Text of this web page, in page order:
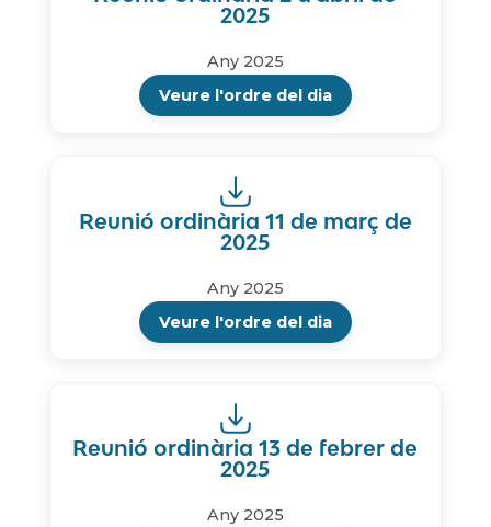
2025
Any 2025
Veure l'ordre del dia
Reunió ordinària 11 de març de
2025
Any 2025
Veure l'ordre del dia
Reunió ordinària 13 de febrer de
2025
Any 2025